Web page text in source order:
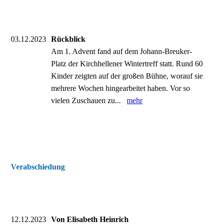
03.12.2023
Rückblick
Am 1. Advent fand auf dem Johann-Breuker-
Platz der Kirchhellener Wintertreff statt. Rund 60
Kinder zeigten auf der großen Bühne, worauf sie
mehrere Wochen hingearbeitet haben. Vor so
vielen Zuschauen zu...mehr
Verabschiedung
12.12.2023
Von Elisabeth Heinrich